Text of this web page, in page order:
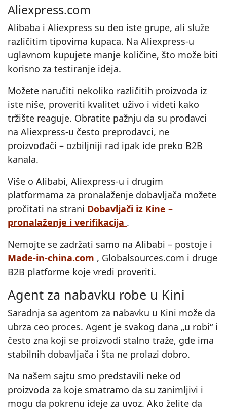
Aliexpress.com
Alibaba i Aliexpress su deo iste grupe, ali služe
različitim tipovima kupaca. Na Aliexpress‑u
uglavnom kupujete manje količine, što može biti
korisno za testiranje ideja.
Možete naručiti nekoliko različitih proizvoda iz
iste niše, proveriti kvalitet uživo i videti kako
tržište reaguje. Obratite pažnju da su prodavci
na Aliexpress‑u često preprodavci, ne
proizvođači – ozbiljniji rad ipak ide preko B2B
kanala.
Više o Alibabi, Aliexpress‑u i drugim
platformama za pronalaženje dobavljača možete
pročitati na strani Dobavljači iz Kine –
pronalaženje i verifikacija .
Nemojte se zadržati samo na Alibabi – postoje i
Made-in-china.com , Globalsources.com i druge
B2B platforme koje vredi proveriti.
Agent za nabavku robe u Kini
Saradnja sa agentom za nabavku u Kini može da
ubrza ceo proces. Agent je svakog dana „u robi“ i
često zna koji se proizvodi stalno traže, gde ima
stabilnih dobavljača i šta ne prolazi dobro.
Na našem sajtu smo predstavili neke od
proizvoda za koje smatramo da su zanimljivi i
mogu da pokrenu ideje za uvoz. Ako želite da